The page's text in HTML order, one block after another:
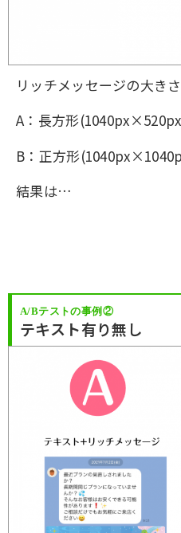
リッチメッセージの大き
A：長方形
B：正方形
結果は…
A/Bテストの事例②
テキスト有り無し